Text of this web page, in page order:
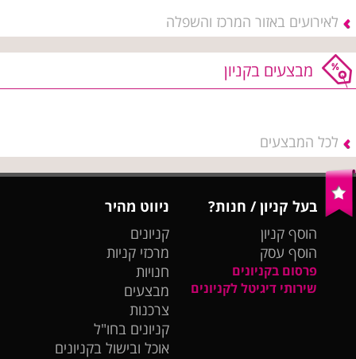
לאירועים באזור המרכז והשפלה
מבצעים בקניון
לכל המבצעים
בעל קניון / חנות?
הוסף קניון
הוסף עסק
פרסום בקניונים
שירותי דיגיטל לקניונים
ניווט מהיר
קניונים
מרכזי קניות
חנויות
מבצעים
צרכנות
קניונים בחו"ל
אוכל ובישול בקניונים